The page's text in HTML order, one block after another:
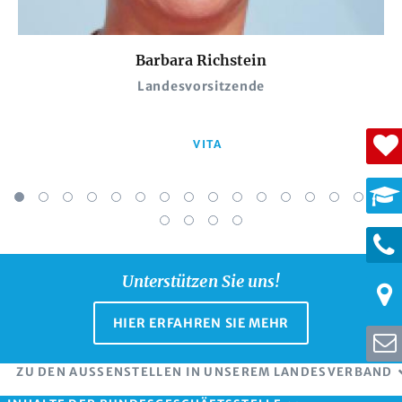
Barbara Richstein
Landesvorsitzende
VITA
Unterstützen Sie uns!
HIER ERFAHREN SIE MEHR
ZU DEN AUSSENSTELLEN IN UNSEREM LANDESVERBAND